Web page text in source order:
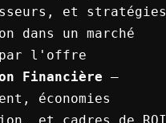
et stratégies
dans un marché
l'offre
Financière —
économies